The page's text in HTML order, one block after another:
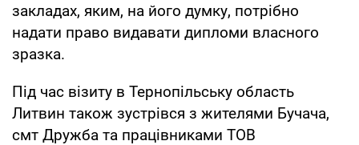
закладах, яким, на його думку, потрібно
надати право видавати дипломи власного
зразка.
Під час візиту в Тернопільську область
Литвин також зустрівся з жителями Бучача,
смт Дружба та працівниками ТОВ